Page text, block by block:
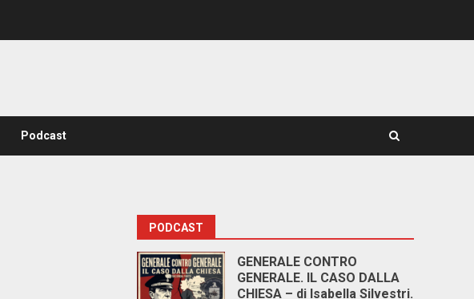
Podcast
PODCAST
GENERALE CONTRO
GENERALE. IL CASO DALLA
CHIESA – di Isabella Silvestri.